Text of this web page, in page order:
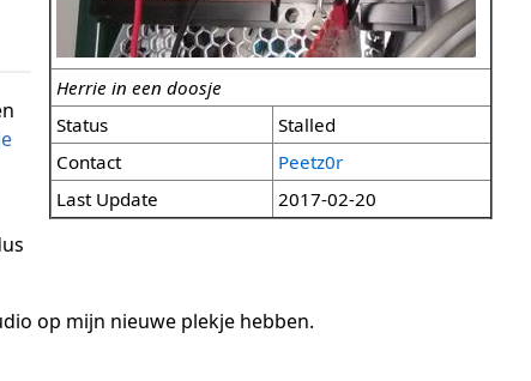
Herrie in een doosje
Status
Stalled
Contact
Peetz0r
Last Update
2017-02-20
op mijn nieuwe plekje hebben.